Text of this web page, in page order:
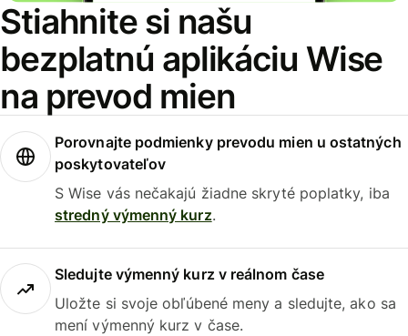
Stiahnite si našu
bezplatnú aplikáciu Wise
na prevod mien
Porovnajte podmienky prevodu mien u ostatných
poskytovateľov
S Wise vás nečakajú žiadne skryté poplatky, iba
stredný výmenný kurz.
Sledujte výmenný kurz v reálnom čase
Uložte si svoje obľúbené meny a sledujte, ako sa
mení výmenný kurz v čase.